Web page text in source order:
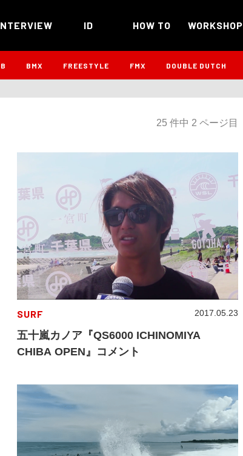
ID HOW TO WORKSHOP
BMX FREESTYLE FMX DOUBLE DUTCH
25 件中 2 ページ目
SURF
五十嵐カノア『QS6000 ICHINOMIYA
CHIBA OPEN』コメント
2017.05.23